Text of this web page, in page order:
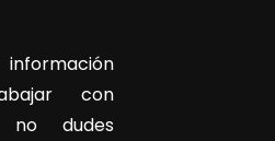
con
no dudes